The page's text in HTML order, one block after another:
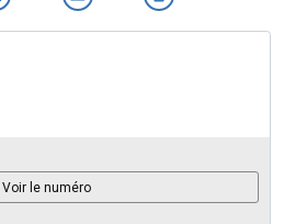
Voir le numéro